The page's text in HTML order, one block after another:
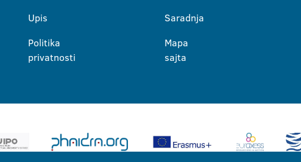
Upis
Politika
privatnosti
Saradnja
Mapa
sajta